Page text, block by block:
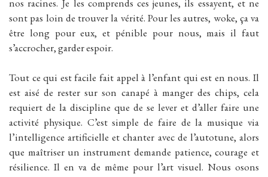
nos racines. Je les comprends ces jeunes, ils essayent, et ne
sont pas loin de trouver la vérité. Pour les autres, woke, ça va
être long pour eux, et pénible pour nous, mais il faut
s’accrocher, garder espoir.
Tout ce qui est facile fait appel à l’enfant qui est en nous. Il
est aisé de rester sur son canapé à manger des chips, cela
requiert de la discipline que de se lever et d’aller faire une
activité physique. C’est simple de faire de la musique via
l’intelligence artificielle et chanter avec de l’autotune, alors
que maîtriser un instrument demande patience, courage et
résilience. Il en va de même pour l’art visuel. Nous osons